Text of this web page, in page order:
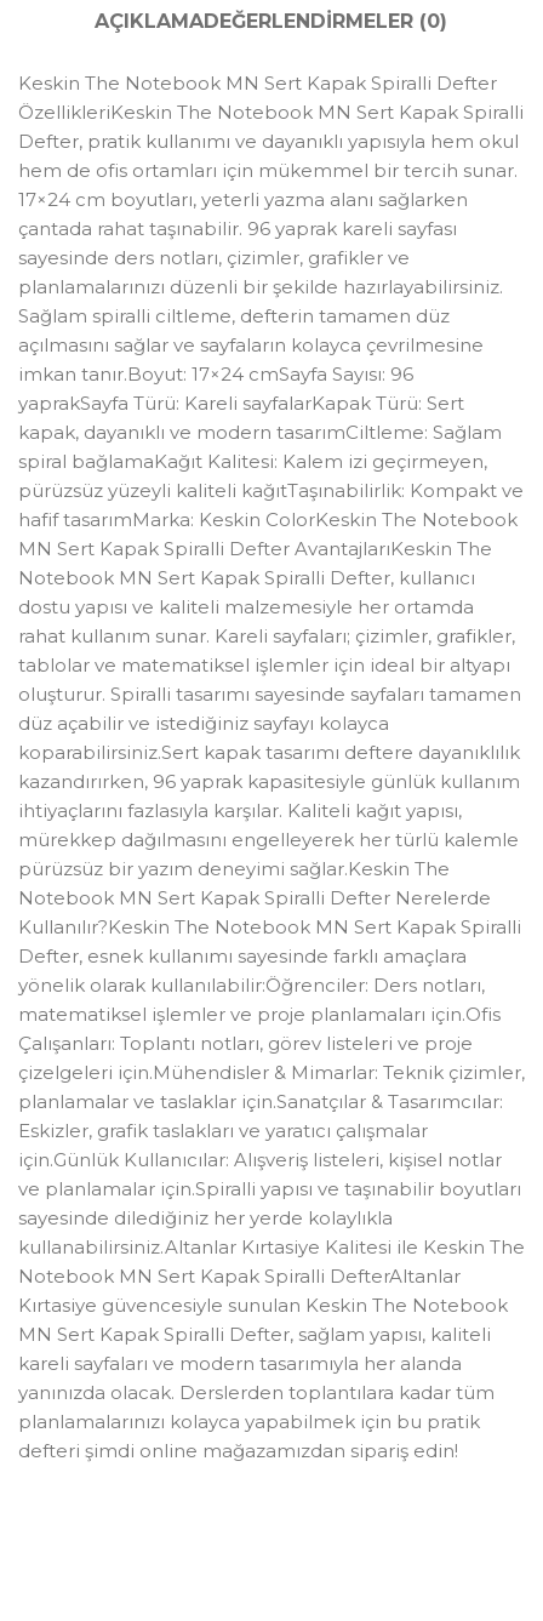
AÇIKLAMADEĞERLENDIRMELER (0)
Keskin The Notebook MN Sert Kapak Spiralli Defter
ÖzellikleriKeskin The Notebook MN Sert Kapak Spiralli
Defter, pratik kullanımı ve dayanıklı yapısıyla hem okul
hem de ofis ortamları için mükemmel bir tercih sunar.
17×24 cm boyutları, yeterli yazma alanı sağlarken
çantada rahat taşınabilir. 96 yaprak kareli sayfası
sayesinde ders notları, çizimler, grafikler ve
planlamalarınızı düzenli bir şekilde hazırlayabilirsiniz.
Sağlam spiralli ciltleme, defterin tamamen düz
açılmasını sağlar ve sayfaların kolayca çevrilmesine
imkan tanır.Boyut: 17×24 cmSayfa Sayısı: 96
yaprakSayfa Türü: Kareli sayfalarKapak Türü: Sert
kapak, dayanıklı ve modern tasarımCiltleme: Sağlam
spiral bağlamaKağıt Kalitesi: Kalem izi geçirmeyen,
pürüzsüz yüzeyli kaliteli kağıtTaşınabilirlik: Kompakt ve
hafif tasarımMarka: Keskin ColorKeskin The Notebook
MN Sert Kapak Spiralli Defter AvantajlarıKeskin The
Notebook MN Sert Kapak Spiralli Defter, kullanıcı
dostu yapısı ve kaliteli malzemesiyle her ortamda
rahat kullanım sunar. Kareli sayfaları; çizimler, grafikler,
tablolar ve matematiksel işlemler için ideal bir altyapı
oluşturur. Spiralli tasarımı sayesinde sayfaları tamamen
düz açabilir ve istediğiniz sayfayı kolayca
koparabilirsiniz.Sert kapak tasarımı deftere dayanıklılık
kazandırırken, 96 yaprak kapasitesiyle günlük kullanım
ihtiyaçlarını fazlasıyla karşılar. Kaliteli kağıt yapısı,
mürekkep dağılmasını engelleyerek her türlü kalemle
pürüzsüz bir yazım deneyimi sağlar.Keskin The
Notebook MN Sert Kapak Spiralli Defter Nerelerde
Kullanılır?Keskin The Notebook MN Sert Kapak Spiralli
Defter, esnek kullanımı sayesinde farklı amaçlara
yönelik olarak kullanılabilir:Öğrenciler: Ders notları,
matematiksel işlemler ve proje planlamaları için.Ofis
Çalışanları: Toplantı notları, görev listeleri ve proje
çizelgeleri için.Mühendisler & Mimarlar: Teknik çizimler,
planlamalar ve taslaklar için.Sanatçılar & Tasarımcılar:
Eskizler, grafik taslakları ve yaratıcı çalışmalar
için.Günlük Kullanıcılar: Alışveriş listeleri, kişisel notlar
ve planlamalar için.Spiralli yapısı ve taşınabilir boyutları
sayesinde dilediğiniz her yerde kolaylıkla
kullanabilirsiniz.Altanlar Kırtasiye Kalitesi ile Keskin The
Notebook MN Sert Kapak Spiralli DefterAltanlar
Kırtasiye güvencesiyle sunulan Keskin The Notebook
MN Sert Kapak Spiralli Defter, sağlam yapısı, kaliteli
kareli sayfaları ve modern tasarımıyla her alanda
yanınızda olacak. Derslerden toplantılara kadar tüm
planlamalarınızı kolayca yapabilmek için bu pratik
defteri şimdi online mağazamızdan sipariş edin!